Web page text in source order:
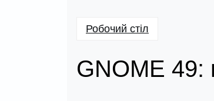
Робочий стіл
GNOME 49: